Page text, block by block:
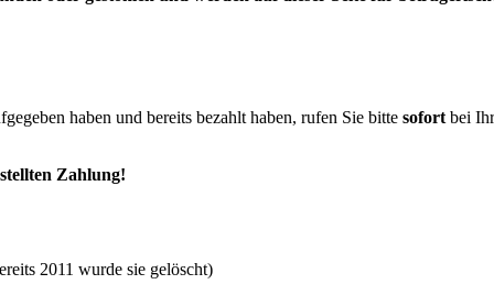
haben und bereits bezahlt haben, rufen Sie bitte sofort bei
Zahlung!
2011 wurde sie gelöscht)